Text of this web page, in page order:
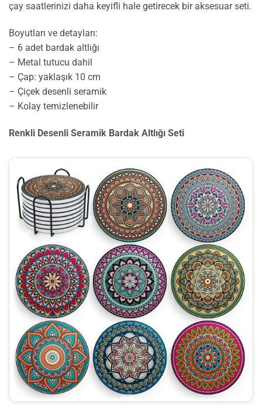
çay saatlerinizi daha keyifli hale getirecek bir aksesuar seti.
Boyutları ve detayları:
– 6 adet bardak altlığı
– Metal tutucu dahil
– Çap: yaklaşık 10 cm
– Çiçek desenli seramik
– Kolay temizlenebilir
Renkli Desenli Seramik Bardak Altlığı Seti